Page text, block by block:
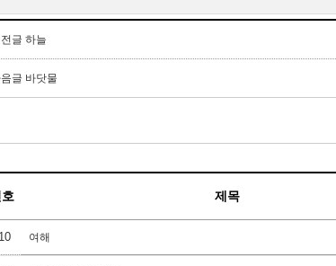
글 하늘
글 바닷물
제목
여해